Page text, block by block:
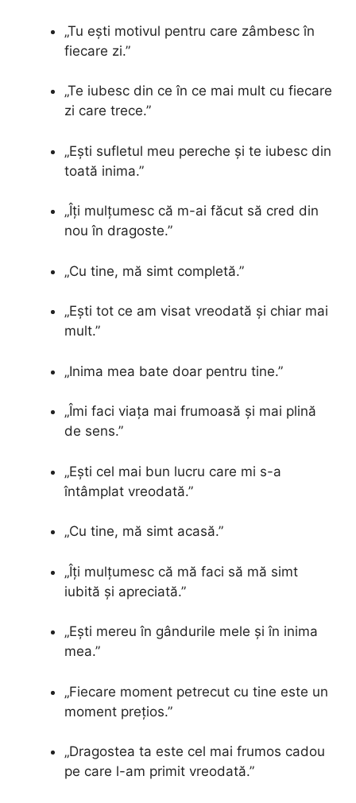
„Tu ești motivul pentru care zâmbesc în
fiecare zi.”
„Te iubesc din ce în ce mai mult cu fiecare
zi care trece.”
„Ești sufletul meu pereche și te iubesc din
toată inima.”
„Îți mulțumesc că m-ai făcut să cred din
nou în dragoste.”
„Cu tine, mă simt completă.”
„Ești tot ce am visat vreodată și chiar mai
mult.”
„Inima mea bate doar pentru tine.”
„Îmi faci viața mai frumoasă și mai plină
de sens.”
„Ești cel mai bun lucru care mi s-a
întâmplat vreodată.”
„Cu tine, mă simt acasă.”
„Îți mulțumesc că mă faci să mă simt
iubită și apreciată.”
„Ești mereu în gândurile mele și în inima
mea.”
„Fiecare moment petrecut cu tine este un
moment prețios.”
„Dragostea ta este cel mai frumos cadou
pe care l-am primit vreodată.”